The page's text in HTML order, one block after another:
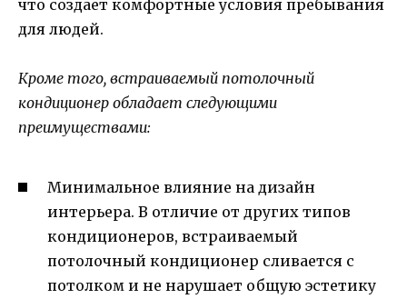
что создает комфортные условия пребывания
для людей.
Кроме того, встраиваемый потолочный
кондиционер обладает следующими
преимуществами:
Минимальное влияние на дизайн
интерьера. В отличие от других типов
кондиционеров, встраиваемый
потолочный кондиционер сливается с
потолком и не нарушает общую эстетику